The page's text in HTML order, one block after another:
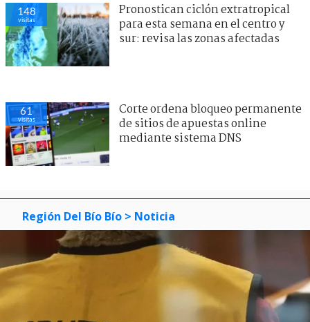
148
visitas
Pronostican ciclón extratropical
para esta semana en el centro y
sur: revisa las zonas afectadas
61
visitas
Corte ordena bloqueo permanente
de sitios de apuestas online
mediante sistema DNS
Región Del Bío Bío > Noticia